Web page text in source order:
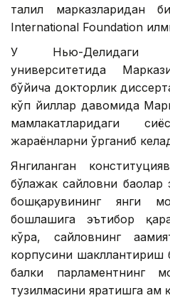
таҳлил марказларидан
International Foundation
У Нью-Деҳлидаги
университетида
бўйича докторлик
кўп йиллар давомида
мамлакатларидаги
жараёнларни ўрганиб
Янгиланган
бўлажак сайловни
бошқарувининг янги
бошлашига эътибор
кўра, сайловнинг
корпусини шакллантириш
балки парламентнинг
тузилмасини яратишга ҳам